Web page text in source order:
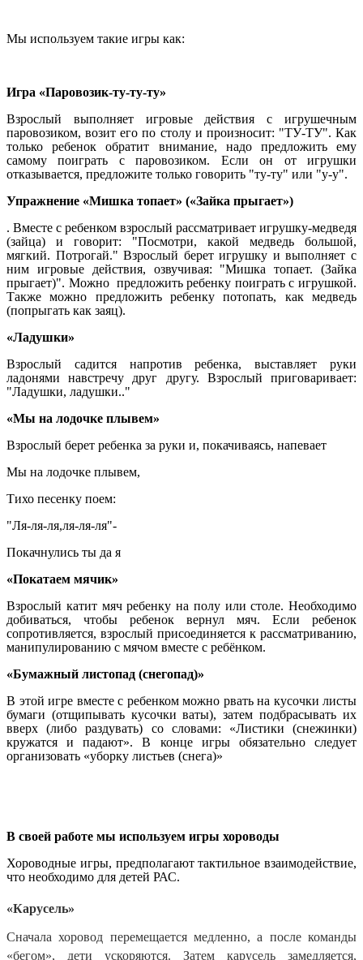
Мы используем такие игры как:
Игра «Паровозик-ту-ту-ту»
Взрослый выполняет игровые действия с игрушечным
паровозиком, возит его по столу и произносит: "ТУ-ТУ". Как
только ребенок обратит внимание, надо предложить ему
самому поиграть с паровозиком. Если он от игрушки
отказывается, предложите только говорить "ту-ту" или "у-у".
Упражнение «Мишка топает» («Зайка прыгает»)
. Вместе с ребенком взрослый рассматривает игрушку-медведя
(зайца) и говорит: "Посмотри, какой медведь большой,
мягкий. Потрогай." Взрослый берет игрушку и выполняет с
ним игровые действия, озвучивая: "Мишка топает. (Зайка
прыгает)". Можно предложить ребенку поиграть с игрушкой.
Также можно предложить ребенку потопать, как медведь
(попрыгать как заяц).
«Ладушки»
Взрослый садится напротив ребенка, выставляет руки
ладонями навстречу друг другу. Взрослый приговаривает:
"Ладушки, ладушки.."
«Мы на лодочке плывем»
Взрослый берет ребенка за руки и, покачиваясь, напевает
Мы на лодочке плывем,
Тихо песенку поем:
"Ля-ля-ля,ля-ля-ля"-
Покачнулись ты да я
«Покатаем мячик»
Взрослый катит мяч ребенку на полу или столе. Необходимо
добиваться, чтобы ребенок вернул мяч. Если ребенок
сопротивляется, взрослый присоединяется к рассматриванию,
манипулированию с мячом вместе с ребёнком.
«Бумажный листопад (снегопад)»
В этой игре вместе с ребенком можно рвать на кусочки листы
бумаги (отщипывать кусочки ваты), затем подбрасывать их
вверх (либо раздувать) со словами: «Листики (снежинки)
кружатся и падают». В конце игры обязательно следует
организовать «уборку листьев (снега)»
В своей работе мы используем игры хороводы
Хороводные игры, предполагают тактильное взаимодействие,
что необходимо для детей РАС.
«Карусель»
Сначала хоровод перемещается медленно, а после команды
«бегом», дети ускоряются. Затем карусель замедляется,